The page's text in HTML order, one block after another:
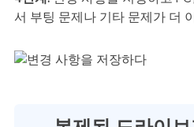
서 부팅 문제나 기타 문제가 더